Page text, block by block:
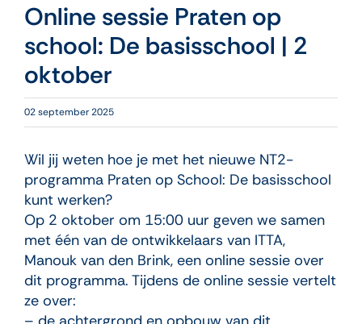
Nieuws
Kennisbank
Over Oefenen.nl
Contact
Online sessie Praten op
school: De basisschool | 2
oktober
02 september 2025
Wil jij weten hoe je met het nieuwe NT2-
programma Praten op School: De basisschool
kunt werken?
Op 2 oktober om 15:00 uur geven we samen
met één van de ontwikkelaars van ITTA,
Manouk van den Brink, een online sessie over
dit programma. Tijdens de online sessie vertelt
ze over: